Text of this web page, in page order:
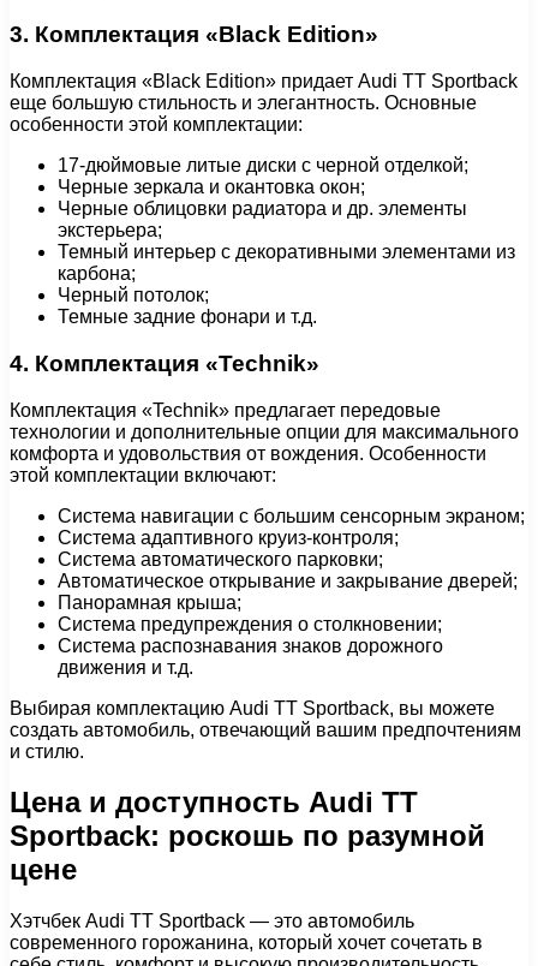
3. Комплектация «Black Edition»
Комплектация «Black Edition» придает Audi TT Sportback
еще большую стильность и элегантность. Основные
особенности этой комплектации:
17-дюймовые литые диски с черной отделкой;
Черные зеркала и окантовка окон;
Черные облицовки радиатора и др. элементы
экстерьера;
Темный интерьер с декоративными элементами из
карбона;
Черный потолок;
Темные задние фонари и т.д.
4. Комплектация «Technik»
Комплектация «Technik» предлагает передовые
технологии и дополнительные опции для максимального
комфорта и удовольствия от вождения. Особенности
этой комплектации включают:
Система навигации с большим сенсорным экраном;
Система адаптивного круиз-контроля;
Система автоматического парковки;
Автоматическое открывание и закрывание дверей;
Панорамная крыша;
Система предупреждения о столкновении;
Система распознавания знаков дорожного
движения и т.д.
Выбирая комплектацию Audi TT Sportback, вы можете
создать автомобиль, отвечающий вашим предпочтениям
и стилю.
Цена и доступность Audi TT
Sportback: роскошь по разумной
цене
Хэтчбек Audi TT Sportback — это автомобиль
современного горожанина, который хочет сочетать в